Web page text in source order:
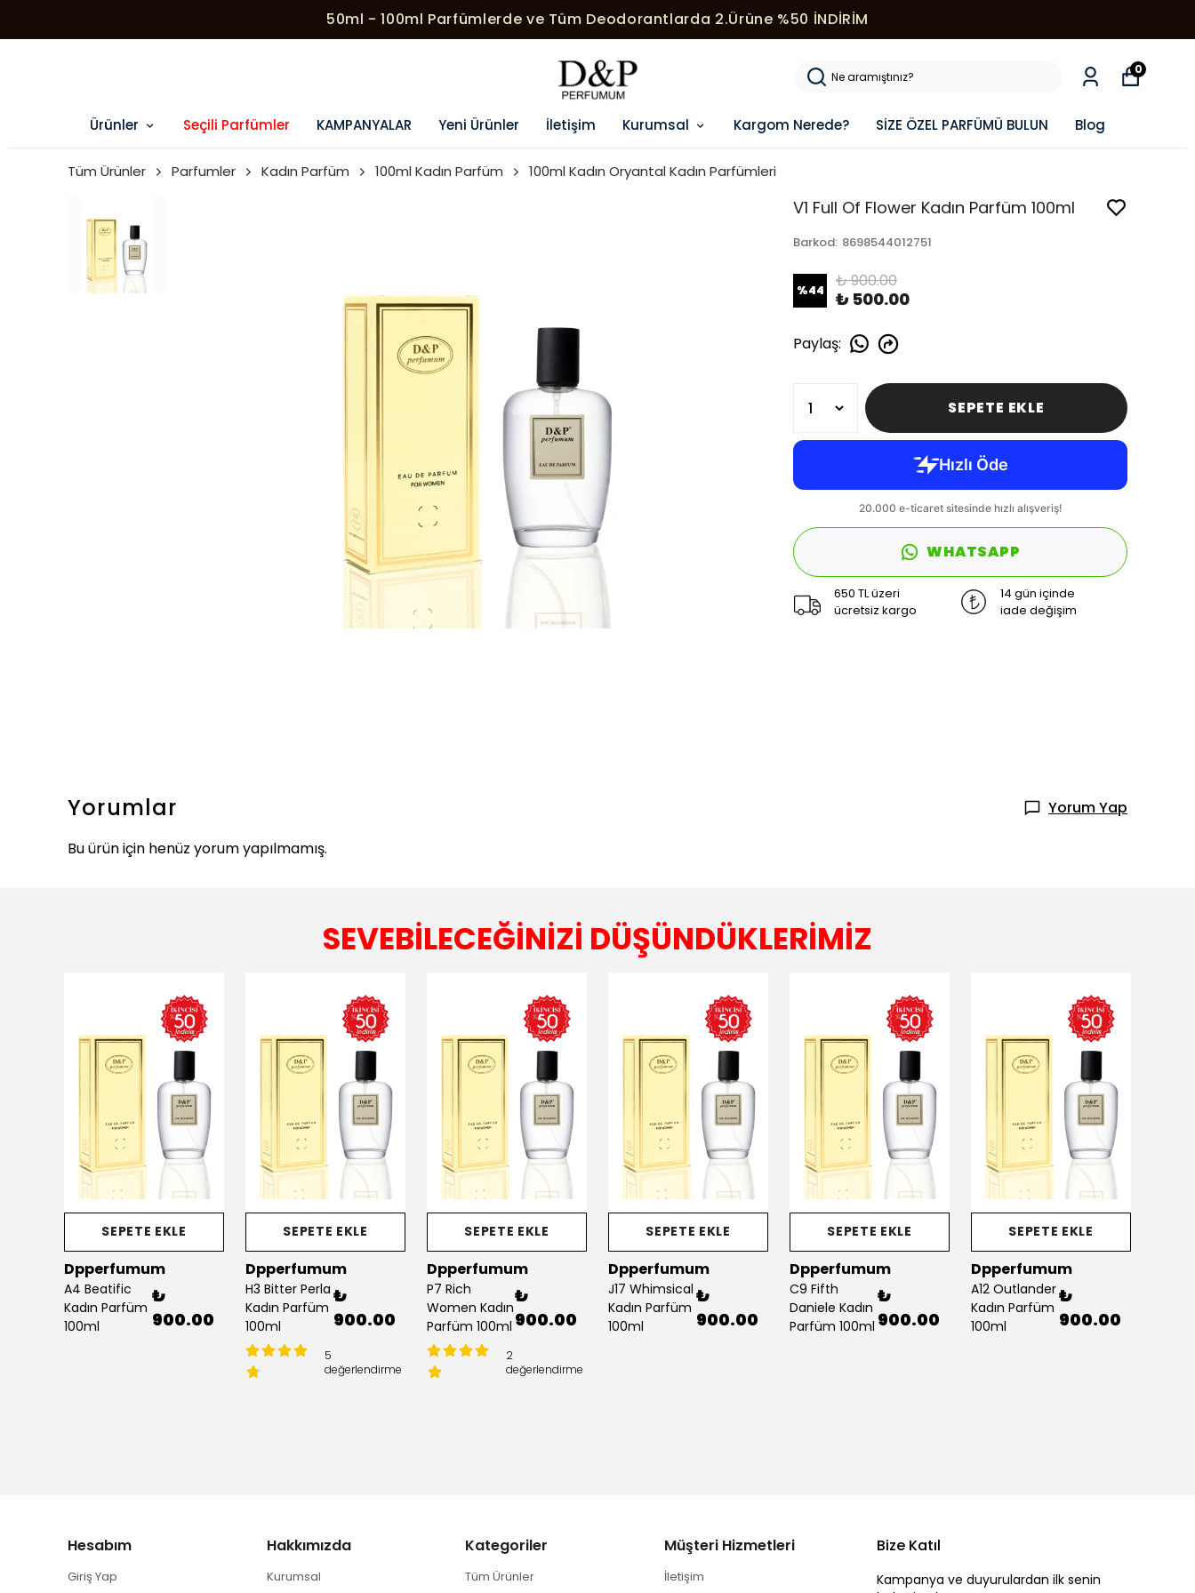
HER SIPARIŞE ÖZEL SÜRPRIZ HEDIYELER
Ürünler Seçili Parfümler KAMPANYALAR Yeni Ürünler İletişim Kurumsal Kargom Nerede? SİZE ÖZEL PARFÜMÜ BULUN Blog
0
Tüm Ürünler Parfumler Kadın Parfüm 100ml Kadın Parfüm 100ml Kadın Oryantal Kadın Parfümleri
V1 Full Of Flower Kadın Parfüm 100ml
Barkod: 8698544012751
%44 ₺ 900.00
₺ 500.00
Paylaş:
SEPETE EKLE
WHATSAPP
650 TL üzeri
ücretsiz kargo
14 gün içinde
iade değişim
Yorumlar
Yorum Yap
Bu ürün için henüz yorum yapılmamış.
SEVEBİLECEĞİNİZİ DÜŞÜNDÜKLERİMİZ
SEPETE EKLE
Dpperfumum
A4 Beatific
Kadın Parfüm
100ml
₺
900.00
SEPETE EKLE
Dpperfumum
H3 Bitter Perla
Kadın Parfüm
100ml
₺
900.00
5
değerlendirme
SEPETE EKLE
Dpperfumum
P7 Rich
Women Kadın
Parfüm 100ml
₺
900.00
2
değerlendirme
SEPETE EKLE
Dpperfumum
J17 Whimsical
Kadın Parfüm
100ml
₺
900.00
SEPETE EKLE
Dpperfumum
C9 Fifth
Daniele Kadın
Parfüm 100ml
₺
900.00
SEPETE EKLE
Dpperfumum
A12 Outlander
Kadın Parfüm
100ml
₺
900.00
Hesabım
Giriş Yap
Hakkımızda
Kurumsal
Kategoriler
Tüm Ürünler
Müşteri Hizmetleri
İletişim
Bize Katıl
Kampanya ve duyurulardan ilk senin